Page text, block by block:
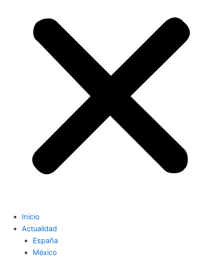
Inicio
Actualidad
España
México